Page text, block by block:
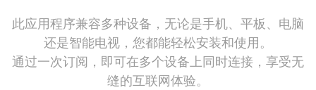
此应用程序兼容多种设备，无论是手机、平板、电脑
还是智能电视，您都能轻松安装和使用。
通过一次订阅，即可在多个设备上同时连接，享受无
缝的互联网体验。